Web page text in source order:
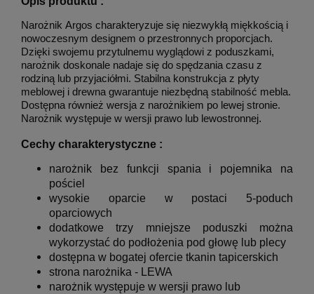
Narożnik Argos charakteryzuje się niezwykłą miękkością i
nowoczesnym designem o przestronnych proporcjach.
Dzięki swojemu przytulnemu wyglądowi z poduszkami,
narożnik doskonale nadaje się do spędzania czasu z
rodziną lub przyjaciółmi. Stabilna konstrukcja z płyty
meblowej i drewna gwarantuje niezbędną stabilność mebla.
Dostępna również wersja z narożnikiem po lewej stronie.
Narożnik występuje w wersji prawo lub lewostronnej.
Cechy charakterystyczne :
narożnik bez funkcji spania i pojemnika na
pościel
wysokie oparcie w postaci 5-poduch
oparciowych
dodatkowe trzy mniejsze poduszki można
wykorzystać do podłożenia pod głowę lub plecy
dostępna w bogatej ofercie tkanin tapicerskich
strona narożnika - LEWA
narożnik występuje w wersji prawo lub